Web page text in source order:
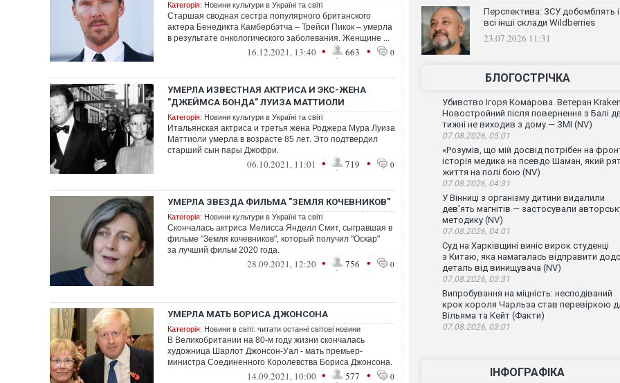
Категорія: Новини культури в Україні та світі
Старшая сводная сестра популярного британского
актера Бенедикта Камбербэтча – Трейси Пикок – умерла
в результате онкологического заболевания. Женщине ...
16.12.2021, 13:40 • 663 • 0
УМЕРЛА ИЗВЕСТНАЯ АКТРИСА И ЭКС-ЖЕНА
"ДЖЕЙМСА БОНДА" ЛУИЗА МАТТИОЛИ
Категорія: Новини культури в Україні та світі
Итальянская актриса и третья жена Роджера Мура Луиза
Маттиоли умерла в возрасте 85 лет. Это подтвердил
старший сын пары Джофри.
06.10.2021, 11:01 • 719 • 0
УМЕРЛА ЗВЕЗДА ФИЛЬМА "ЗЕМЛЯ КОЧЕВНИКОВ"
Категорія: Новини культури в Україні та світі
Скончалась актриса Мелисса Янделл Смит, сыгравшая в
фильме "Земля кочевников", который получил "Оскар"
за лучший фильм 2020 года.
28.09.2021, 12:20 • 756 • 0
УМЕРЛА МАТЬ БОРИСА ДЖОНСОНА
Категорія: Новини в світі: читати останні світові новини
В Великобритании на 80-м году жизни скончалась
художница Шарлот Джонсон-Уал - мать премьер-
министра Соединенного Королевства Бориса Джонсона.
14.09.2021, 10:00 • 577 • 0
Перспектива: ЗСУ добомблять і
всі інші склади Wildberries
23.07.2026 11:31
БЛОГОСТРІЧКА
Убивство Ігоря Комарова. Ветеран Kraken
Новостройний після повернення з Балі
тижні не виходив з дому — ЗМІ (NV)
07.08.2026, 05:01
«Розумів, що мій досвід потрібен на
історія медика на псевдо Шаман, який
життя на полі бою (NV)
07.08.2026, 04:31
У Вінниці з організму дитини видалили
дев’ять магнітів — застосували
методику (NV)
07.08.2026, 04:01
Суд на Харківщині виніс вирок студенці
з Китаю, яка намагалась відправити
деталь від винищувача (NV)
07.08.2026, 03:31
Випробування на міцність: несподіваний
крок короля Чарльза став перевіркою
Вільяма та Кейт (Факти)
07.08.2026, 03:01
ІНФОГРАФІКА